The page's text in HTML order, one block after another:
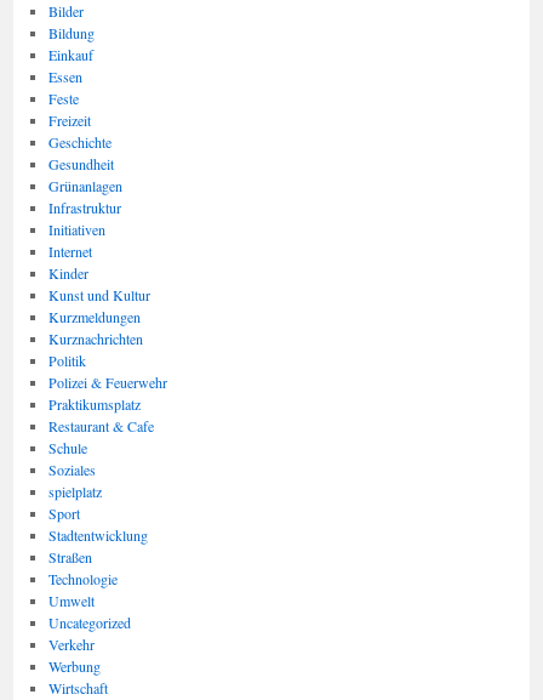
Bilder
Bildung
Einkauf
Essen
Feste
Freizeit
Geschichte
Gesundheit
Grünanlagen
Infrastruktur
Initiativen
Internet
Kinder
Kunst und Kultur
Kurzmeldungen
Kurznachrichten
Politik
Polizei & Feuerwehr
Praktikumsplatz
Restaurant & Cafe
Schule
Soziales
spielplatz
Sport
Stadtentwicklung
Straßen
Technologie
Umwelt
Uncategorized
Verkehr
Werbung
Wirtschaft